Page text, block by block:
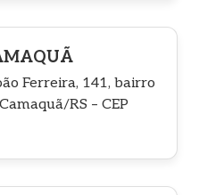
Ferreira, 141, bairro
RS – CEP